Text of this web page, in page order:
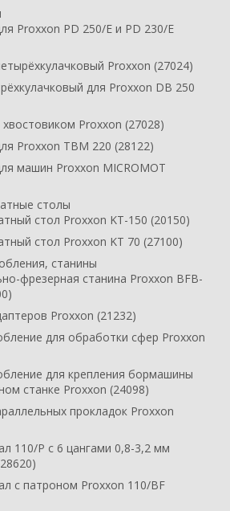
Proxxon PD 250/E и PD 230/E
Proxxon (27024)
для Proxxon DB 250
Proxxon (27028)
Proxxon TBM 220 (28122)
машин Proxxon MICROMOT
столы
стол Proxxon KT-150 (20150)
стол Proxxon KT 70 (27100)
станины
фрезерная станина Proxxon BFB-
Proxxon (21232)
для обработки сфер Proxxon
для крепления бормашины
станке Proxxon (24098)
прокладок Proxxon
110/P с 6 цангами 0,8-3,2 мм
с патроном Proxxon 110/BF